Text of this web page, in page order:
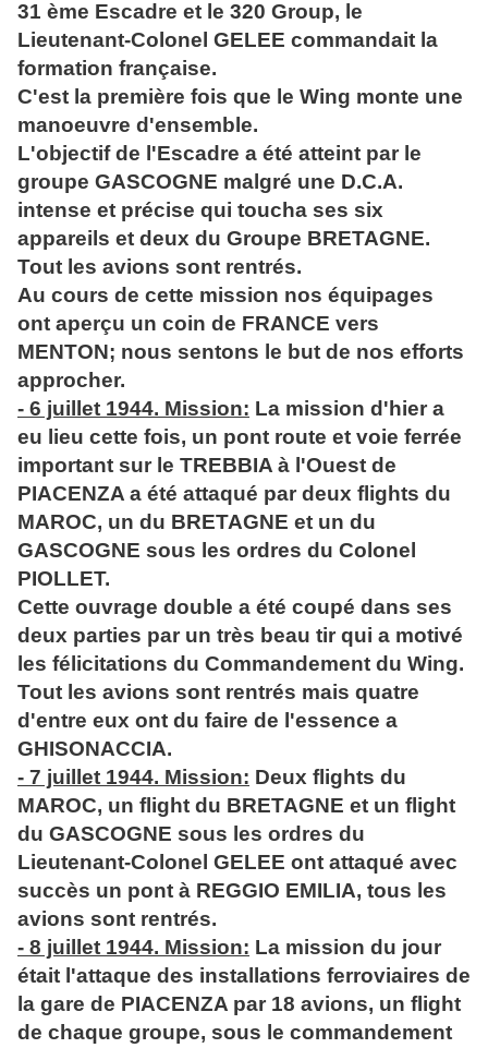
31 ème Escadre et le 320 Group, le
Lieutenant-Colonel GELEE commandait la
formation française.
C'est la première fois que le Wing monte une
manoeuvre d'ensemble.
L'objectif de l'Escadre a été atteint par le
groupe GASCOGNE malgré une D.C.A.
intense et précise qui toucha ses six
appareils et deux du Groupe BRETAGNE.
Tout les avions sont rentrés.
Au cours de cette mission nos équipages
ont aperçu un coin de FRANCE vers
MENTON; nous sentons le but de nos efforts
approcher.
- 6 juillet 1944. Mission: La mission d'hier a
eu lieu cette fois, un pont route et voie ferrée
important sur le TREBBIA à l'Ouest de
PIACENZA a été attaqué par deux flights du
MAROC, un du BRETAGNE et un du
GASCOGNE sous les ordres du Colonel
PIOLLET.
Cette ouvrage double a été coupé dans ses
deux parties par un très beau tir qui a motivé
les félicitations du Commandement du Wing.
Tout les avions sont rentrés mais quatre
d'entre eux ont du faire de l'essence a
GHISONACCIA.
- 7 juillet 1944. Mission: Deux flights du
MAROC, un flight du BRETAGNE et un flight
du GASCOGNE sous les ordres du
Lieutenant-Colonel GELEE ont attaqué avec
succès un pont à REGGIO EMILIA, tous les
avions sont rentrés.
- 8 juillet 1944. Mission: La mission du jour
était l'attaque des installations ferroviaires de
la gare de PIACENZA par 18 avions, un flight
de chaque groupe, sous le commandement